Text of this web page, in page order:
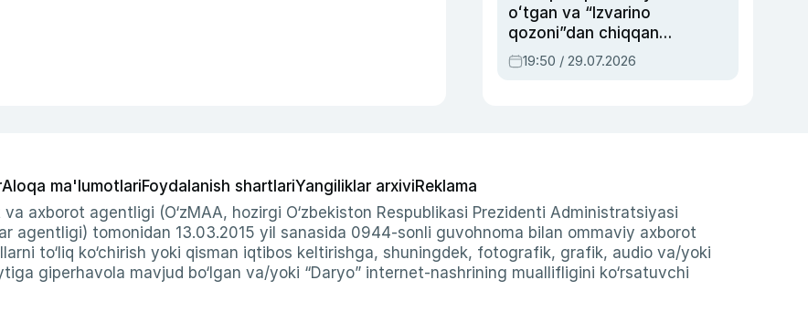
oʻtgan va “Izvarino
qozoni”dan chiqqan
qahramon — Ukraina
armiyasi bosh
19:50 / 29.07.2026
Aloqa ma'lumotlariFoydalanish shartlariYangiliklar arxiviReklama
axborot agentligi (O‘zMAA, hozirgi O‘zbekiston Respublikasi Prezidenti Administratsiyasi
agentligi) tomonidan 13.03.2015 yil sanasida 0944-sonli guvohnoma bilan ommaviy axborot
to‘liq ko‘chirish yoki qisman iqtibos keltirishga, shuningdek, fotografik, grafik, audio va/yoki
giperhavola mavjud bo‘lgan va/yoki “Daryo” internet-nashrining muallifligini ko‘rsatuvchi